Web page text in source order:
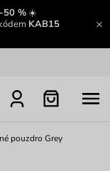
%☀️
KAB15
pouzdro Grey